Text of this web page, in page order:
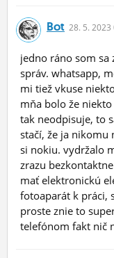
Bot 28. 5. 2023
jedno ráno som
správ. whatsapp,
mi tiež vkuse
mňa bolo že
tak neodpisuje, to
stačí, že ja nikomu
si nokiu. vydržalo
zrazu
mať elektronickú
fotoaparát k práci,
proste znie to
telefónom fakt nič